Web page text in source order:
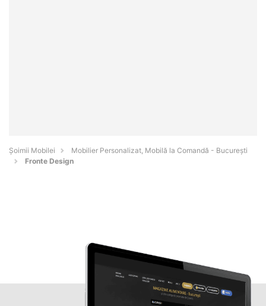
Șoimii Mobilei
Mobilier Personalizat, Mobilă la Comandă - Bucureşti
Fronte Design